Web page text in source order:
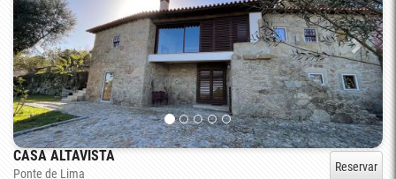
CASA ALTAVISTA
Ponte de Lima Reservar